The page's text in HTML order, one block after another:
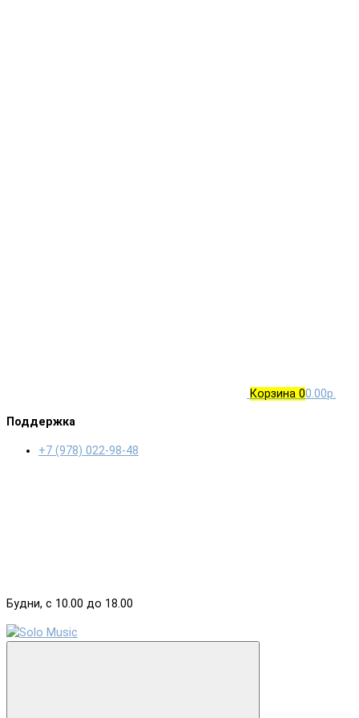
Корзина 00.00р.
Поддержка
+7 (978) 022-98-48
Будни, с 10.00 до 18.00